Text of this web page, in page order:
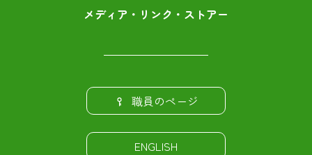
メディア・リンク・ストアー
職員のページ
ENGLISH